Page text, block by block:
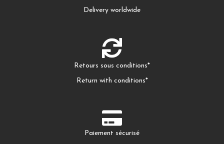
Delivery worldwide
Retours sous conditions*
Return with conditions*
Paiement sécurisé